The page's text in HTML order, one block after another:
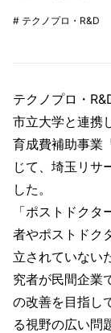
# テクノプロ・R&D
テクノプロ・
市立大学と連携
育成費補助事業
じて、埼玉リサ
した。
「ポストドク
者やポストドク
立されていない
究者が民間企業
の改善を目指し
る視野の広い問